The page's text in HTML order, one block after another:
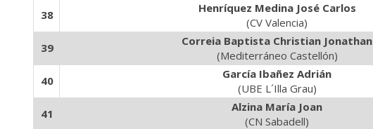
38
Henríquez Medina José Carlos
(CV Valencia)
39
Correia Baptista Christian Jonathan
(Mediterráneo Castellón)
40
García Ibañez Adrián
(UBE L´Illa Grau)
41
Alzina María Joan
(CN Sabadell)